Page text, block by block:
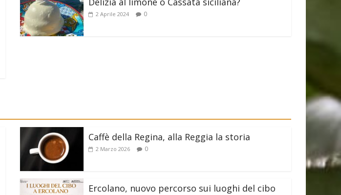
2 Aprile 2024 0
Caffè della Regina, alla Reggia la storia
2 Marzo 2026 0
Ercolano, nuovo percorso sui luoghi del cibo